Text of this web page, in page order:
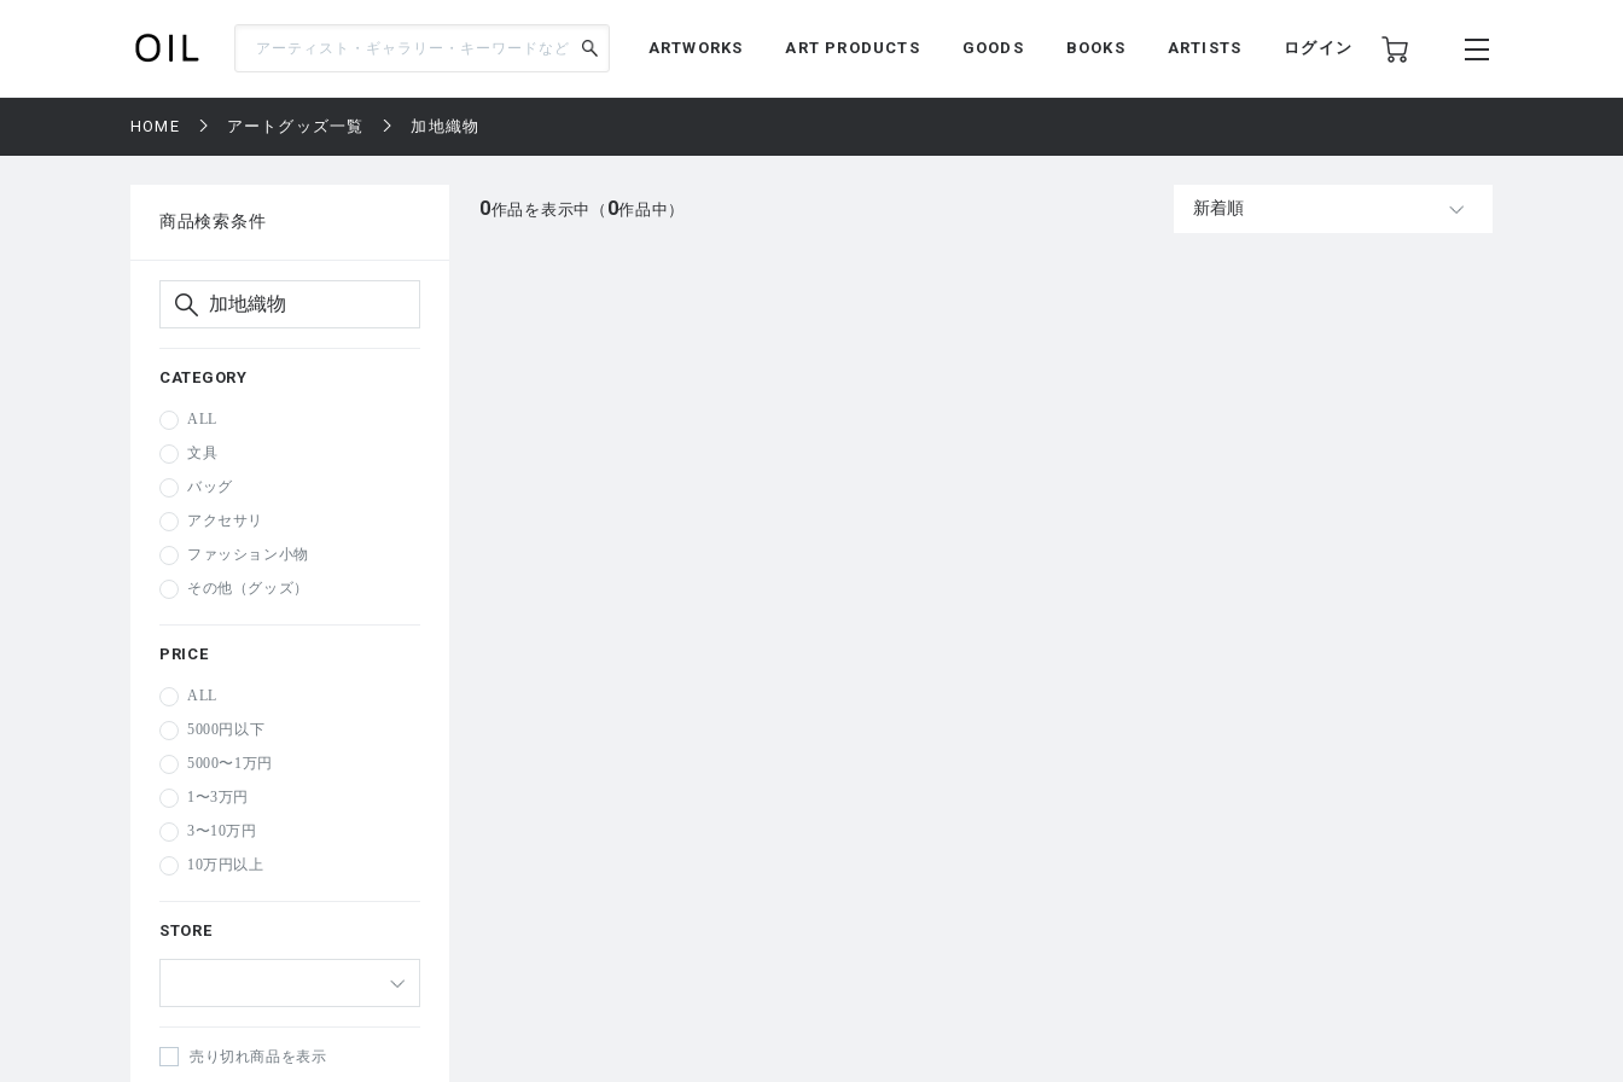
ARTWORKS ART PRODUCTS GOODS BOOKS ARTISTS ログイン
HOME アートグッズ一覧 加地織物
商品検索条件
CATEGORY
ALL
文具
バッグ
アクセサリ
ファッション小物
その他（グッズ）
PRICE
ALL
5000円以下
5000〜1万円
1〜3万円
3〜10万円
10万円以上
STORE
売り切れ商品を表示
0作品を表示中（ 0作品中）